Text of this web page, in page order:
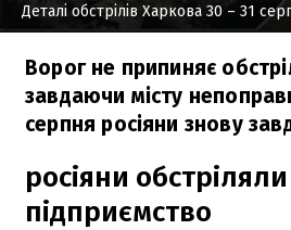
Деталі обстрілів Харкова 30 – 31
Ворог не припиняє
завдаючи місту
серпня росіяни знову
росіяни обстріляли
підприємство